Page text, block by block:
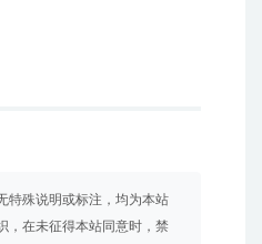
特殊说明或标注，均为本站
，在未征得本站同意时，禁